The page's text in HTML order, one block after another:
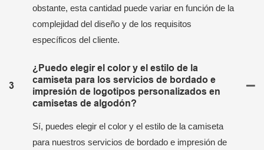
obstante, esta cantidad puede variar en función de la
complejidad del diseño y de los requisitos
específicos del cliente.
3
¿Puedo elegir el color y el estilo de la
camiseta para los servicios de bordado e
impresión de logotipos personalizados en
camisetas de algodón?
Sí, puedes elegir el color y el estilo de la camiseta
para nuestros servicios de bordado e impresión de